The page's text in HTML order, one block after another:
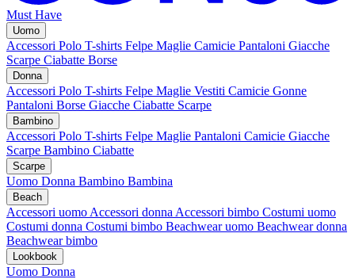
Must Have
Uomo
Accessori Polo T-shirts Felpe Maglie Camicie Pantaloni Giacche
Scarpe Ciabatte Borse
Donna
Accessori Polo T-shirts Felpe Maglie Vestiti Camicie Gonne
Pantaloni Borse Giacche Ciabatte Scarpe
Bambino
Accessori Polo T-shirts Felpe Maglie Pantaloni Camicie Giacche
Scarpe Bambino Ciabatte
Scarpe
Uomo Donna Bambino Bambina
Beach
Accessori uomo Accessori donna Accessori bimbo Costumi uomo
Costumi donna Costumi bimbo Beachwear uomo Beachwear donna
Beachwear bimbo
Lookbook
Uomo Donna